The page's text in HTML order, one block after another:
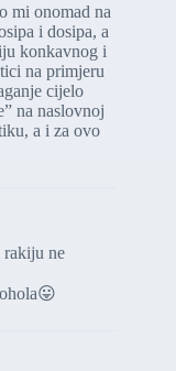
mi onomad na
i dosipa, a
konkavnog i
na primjeru
cijelo
na naslovnoj
a i za ovo
ne